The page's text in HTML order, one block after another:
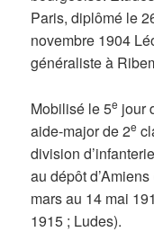
Paris, diplômé le
novembre 1904
généraliste à
Mobilisé le 5e jour
aide-major de 2e
division
au dépôt
mars au 14 mai
1915 ; Ludes).